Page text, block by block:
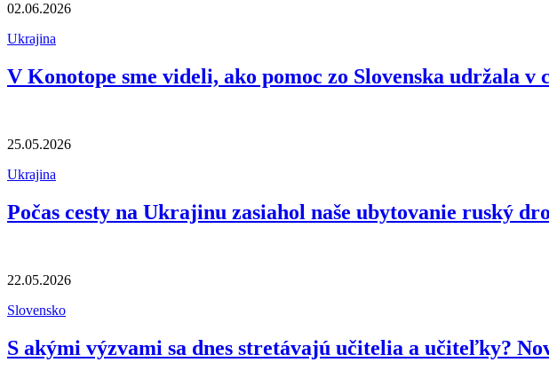
02.06.2026
Ukrajina
V Konotope sme videli, ako pomoc zo Slovenska udržala v
25.05.2026
Ukrajina
Počas cesty na Ukrajinu zasiahol naše ubytovanie ruský
22.05.2026
Slovensko
S akými výzvami sa dnes stretávajú učitelia a učiteľky?